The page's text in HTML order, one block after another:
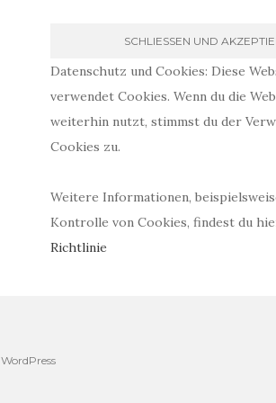
Datenschutz und Cookies: Diese
verwendet Cookies. Wenn du die
weiterhin nutzt, stimmst du der
Cookies zu.
Weitere Informationen,
Kontrolle von Cookies, findest du
Richtlinie
WordPress